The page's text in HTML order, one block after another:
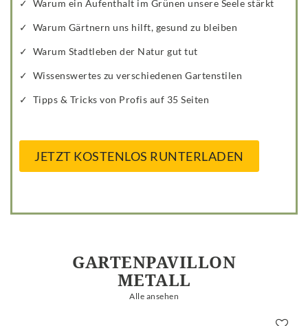
✓ Warum ein Aufenthalt im Grünen unsere Seele stärkt
✓ Warum Gärtnern uns hilft, gesund zu bleiben
✓ Warum Stadtleben der Natur gut tut
✓ Wissenswertes zu verschiedenen Gartenstilen
✓ Tipps & Tricks von Profis auf 35 Seiten
JETZT KOSTENLOS RUNTERLADEN
GARTENPAVILLON
METALL
Alle ansehen